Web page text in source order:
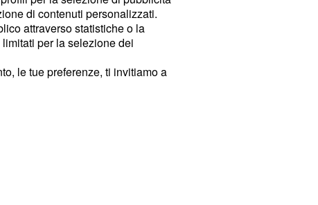
di contenuti personalizzati.
attraverso statistiche o la
per la selezione dei
le tue preferenze, ti invitiamo a